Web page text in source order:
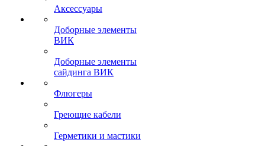
Аксессуары
Доборные элементы
ВИК
Доборные элементы
сайдинга ВИК
Флюгеры
Греющие кабели
Герметики и мастики